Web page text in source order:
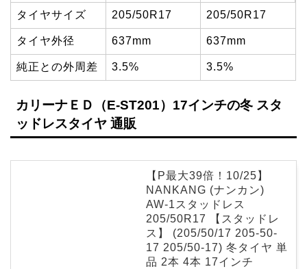
タイヤサイズ 205/50R17 205/50R17
タイヤ外径 637mm 637mm
純正との外周差 3.5% 3.5%
カリーナＥＤ（E-ST201）17インチの冬 スタ
ッドレスタイヤ 通販
【P最大39倍！10/25】
NANKANG (ナンカン)
AW-1スタッドレス
205/50R17 【スタッドレ
ス】 (205/50/17 205-50-
17 205/50-17) 冬タイヤ 単
品 2本 4本 17インチ